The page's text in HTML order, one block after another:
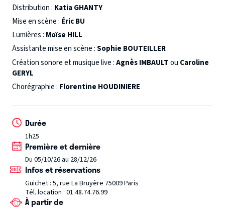
Mais la maladie s’aggrave, et elle est transportée
d’urgence à l’hôpital. Son pronostic vital est engagé, son
cœur très affaibli : l’équipe médicale décide de lui greffer
une machine de circulation extra corporelle.
étrange, à 29 ans, d’avoir le cœur qui flanche… Comment
faire pour survivre ? Comment revenir au monde ? Une
histoire de montagne à gravir, de brouillard à traverser, de
réanimation.
Distribution : Katia GHANTY
Mise en scène : Éric BU
Lumières : Moïse HILL
Assistante mise en scène :Sophie BOUTEILLER
Création sonore et musique live :Agnès IMBAULTou Caroline
GERYL
Chorégraphie : Florentine HOUDINIERE
Durée
1h25
Première et dernière
Du 05/10/26 au 28/12/26
Infos et réservations
Guichet : 5, rue La Bruyère 75009 Paris
Tél. location : 01.48.74.76.99
À partir de